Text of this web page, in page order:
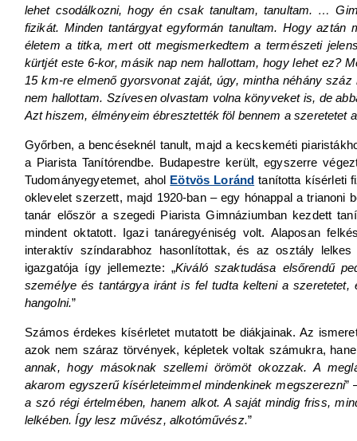
lehet csodálkozni, hogy én csak tanultam, tanultam. …
fizikát. Minden tantárgyat egyformán tanultam. Hogy aztán
életem a titka, mert ott megismerkedtem a természeti
kürtjét este 6-kor, másik nap nem hallottam, hogy lehet ez?
15 km-re elmenő gyorsvonat zaját, úgy, mintha néhány
nem hallottam. Szívesen olvastam volna könyveket is, de
Azt hiszem, élményeim ébresztették föl bennem a szeretetet
Győrben, a bencéseknél tanult, majd a kecskeméti
a Piarista Tanítórendbe. Budapestre került, egyszerre
Tudományegyetemet, ahol Eötvös Loránd tanította kísérleti
oklevelet szerzett, majd 1920-ban ‒ egy hónappal a trianoni
tanár először a szegedi Piarista Gimnáziumban kezdett
mindent oktatott. Igazi tanáregyéniség volt. Alaposan
interaktív színdarabhoz hasonlítottak, és az osztály
igazgatója így jellemezte: „Kiváló szaktudása elsőrendű
személye és tantárgya iránt is fel tudta kelteni a
hangolni.”
Számos érdekes kísérletet mutatott be diákjainak. Az
azok nem száraz törvények, képletek voltak számukra,
annak, hogy másoknak szellemi örömöt okozzak. A
akarom egyszerű kísérleteimmel mindenkinek megszerezni”
a szó régi értelmében, hanem alkot. A saját mindig friss,
lelkében. Így lesz művész, alkotóművész.”